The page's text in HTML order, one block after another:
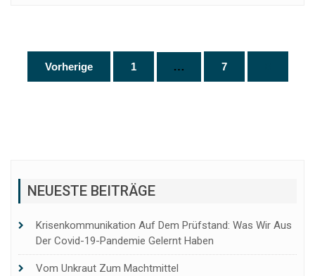
Seitennummerierung
der
Vorherige 1 … 7
NEUESTE BEITRÄGE
Krisenkommunikation Auf Dem Prüfstand: Was Wir Aus
Der Covid-19-Pandemie Gelernt Haben
Vom Unkraut Zum Machtmittel